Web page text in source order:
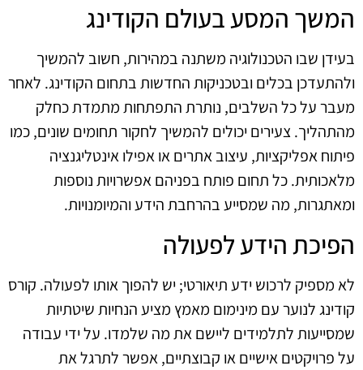
המשך המסע בעולם הקודינג
בעידן שבו הטכנולוגיה משתנה במהירות, חשוב להמשיך
ולהתעדכן בכלים ובטכניקות החדשות בתחום הקודינג. לאחר
מעבר על כל השלבים, נותרת התפתחות מתמדת כחלק
מהתהליך. צעירים יכולים להמשיך לחקור תחומים שונים, כמו
פיתוח אפליקציות, עיצוב אתרים או אפילו אינטליגנציה
מלאכותית. כל תחום פותח בפניהם אפשרויות נוספות
ומאתגרות, מה שמסייע בהרחבת הידע והמיומנויות.
הפיכת הידע לפעולה
לא מספיק לרכוש ידע תיאורטי; יש להפוך אותו לפעולה. קורס
קודינג לנוער עם מינימום מאמץ מציע הנחיות שיטתיות
שמסייעות לתלמידים ליישם את מה שלמדו. על ידי עבודה
על פרויקטים אישיים או קבוצתיים, אפשר לתרגל את